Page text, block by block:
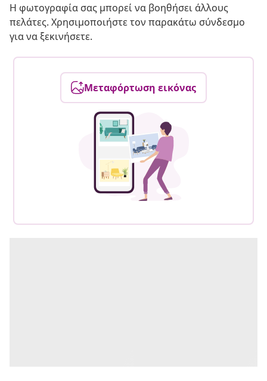
Η φωτογραφία σας μπορεί να βοηθήσει άλλους
πελάτες. Χρησιμοποιήστε τον παρακάτω σύνδεσμο
για να ξεκινήσετε.
Μεταφόρτωση εικόνας